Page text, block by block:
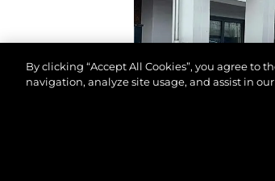
By clicking “Accept All Cookies”, you agree to
navigation, analyze site usage, and assist in